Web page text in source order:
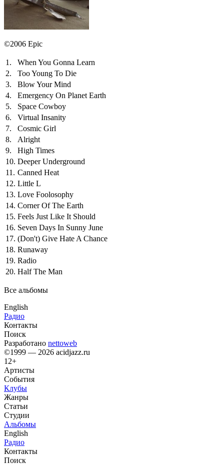
©2006 Epic
1.
When You Gonna Learn
2.
Too Young To Die
3.
Blow Your Mind
4.
Emergency On Planet Earth
5.
Space Cowboy
6.
Virtual Insanity
7.
Cosmic Girl
8.
Alright
9.
High Times
10. Deeper Underground
11. Canned Heat
12. Little L
13. Love Foolosophy
14. Corner Of The Earth
15. Feels Just Like It Should
16. Seven Days In Sunny June
17. (Don't) Give Hate A Chance
18. Runaway
19. Radio
20. Half The Man
Все альбомы
English
Радио
Контакты
Поиск
Разработано nettoweb
©1999 — 2026 acidjazz.ru
12+
Артисты
События
Клубы
Жанры
Статьи
Студии
Альбомы
English
Радио
Контакты
Поиск